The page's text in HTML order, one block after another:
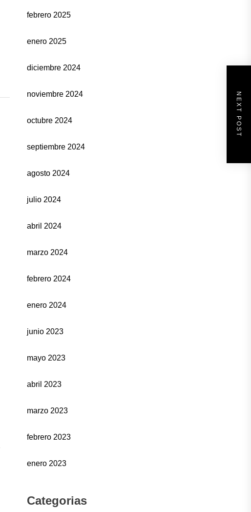
NEXT POST
febrero 2025
enero 2025
diciembre 2024
noviembre 2024
octubre 2024
septiembre 2024
agosto 2024
julio 2024
abril 2024
marzo 2024
febrero 2024
enero 2024
junio 2023
mayo 2023
abril 2023
marzo 2023
febrero 2023
enero 2023
Categorias